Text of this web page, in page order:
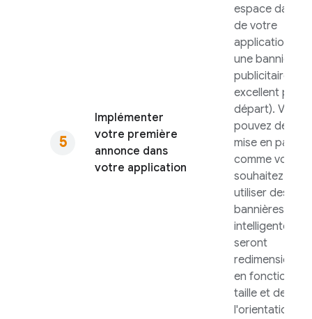
Implémenter
votre première
annonce dans
votre application
espace dans
de votre
application
une bannière
publicitaire (un
excellent point
départ). Vous
pouvez définir
mise en page
comme vous le
souhaitez ou
utiliser des
bannières
intelligentes qui
seront
en fonction de
taille et de
l'orientation de